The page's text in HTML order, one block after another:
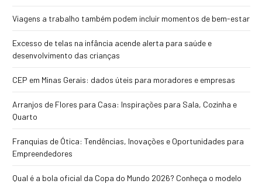
Viagens a trabalho também podem incluir momentos de bem-estar
Excesso de telas na infância acende alerta para saúde e
desenvolvimento das crianças
CEP em Minas Gerais: dados úteis para moradores e empresas
Arranjos de Flores para Casa: Inspirações para Sala, Cozinha e
Quarto
Franquias de Ótica: Tendências, Inovações e Oportunidades para
Empreendedores
Qual é a bola oficial da Copa do Mundo 2026? Conheça o modelo